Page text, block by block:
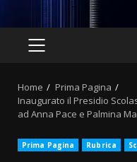
PRIMARY
Home
Prima Pagina
Inaugurato il Presidio
ad Anna Pace e Palmina
Prima Pagina Rubrica